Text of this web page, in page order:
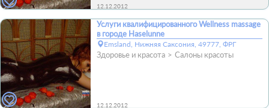
12.12.2012
Услуги квалифицированного Wellness massage
в городе Haselunne
Emsland, Нижняя Саксония, 49777, ФРГ
Здоровье и красота Салоны красоты
12.12.2012